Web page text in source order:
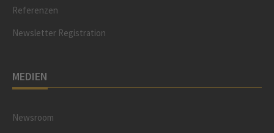
Referenzen
Newsletter Registration
MEDIEN
Newsroom